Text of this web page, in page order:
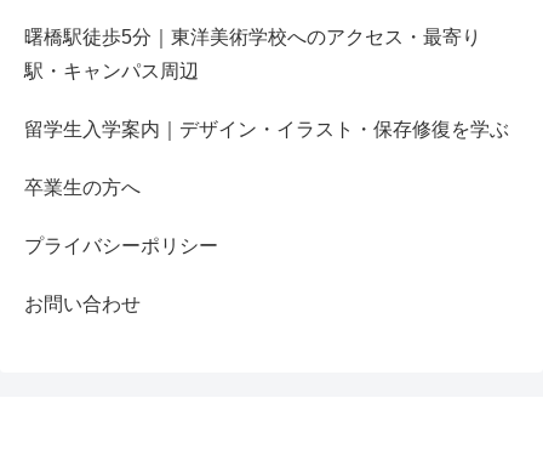
曙橋駅徒歩5分｜東洋美術学校へのアクセス・最寄り
駅・キャンパス周辺
留学生入学案内｜デザイン・イラスト・保存修復を学ぶ
卒業生の方へ
プライバシーポリシー
お問い合わせ